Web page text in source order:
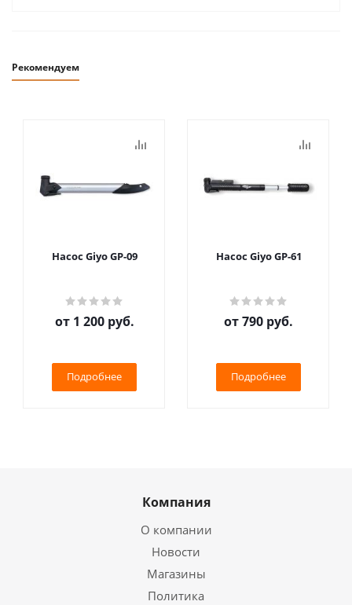
Рекомендуем
Насос Giyo GP-09
от 1 200 руб.
Подробнее
Насос Giyo GP-61
от790 руб.
Подробнее
Компания
О компании
Новости
Магазины
Политика